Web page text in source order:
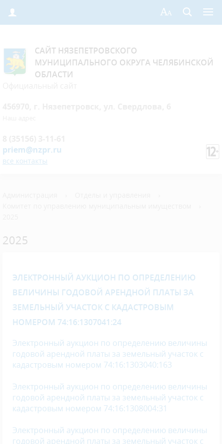
САЙТ НЯЗЕПЕТРОВСКОГО
МУНИЦИПАЛЬНОГО ОКРУГА ЧЕЛЯБИНСКОЙ
ОБЛАСТИ
priem@nzpr.ru
все контакты
2025
ЭЛЕКТРОННЫЙ АУКЦИОН ПО ОПРЕДЕЛЕНИЮ
ВЕЛИЧИНЫ ГОДОВОЙ АРЕНДНОЙ ПЛАТЫ ЗА
ЗЕМЕЛЬНЫЙ УЧАСТОК С КАДАСТРОВЫМ
НОМЕРОМ 74:16:1307041:24
Электронный аукцион по определению величины
годовой арендной платы за земельный участок с
кадастровым номером 74:16:1303040:163
Электронный аукцион по определению величины
годовой арендной платы за земельный участок с
кадастровым номером 74:16:1308004:31
Электронный аукцион по определению величины
годовой арендной платы за земельный участок с